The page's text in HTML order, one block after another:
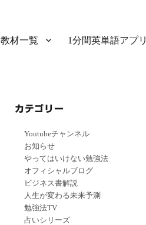
教材一覧 1分間英単語アプリ
カテゴリー
Youtubeチャンネル
お知らせ
やってはいけない勉強法
オフィシャルブログ
ビジネス書解説
人生が変わる未来予測
勉強法TV
占いシリーズ